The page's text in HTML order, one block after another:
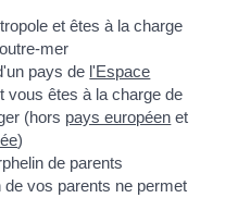
et êtes à la charge
mer
pays de l'Espace
vous êtes à la charge de
(hors pays européen et
)
de parents
de vos parents ne permet